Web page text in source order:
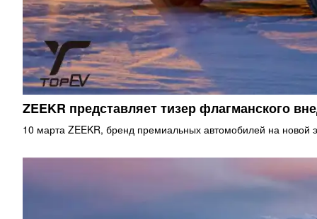
ZEEKR представляет тизер флагманского
10 марта ZEEKR, бренд премиальных автомобилей на новой